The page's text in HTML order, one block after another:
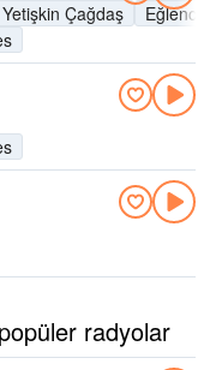
Yetişkin Çağdaş
Eğlence
radyolar